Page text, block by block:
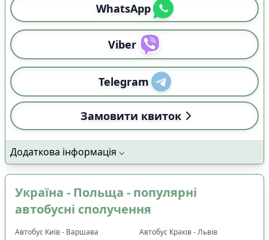
WhatsApp
Viber
Telegram
Замовити квиток
Додаткова інформація
Україна - Польща - популярні
автобусні сполучення
Автобус Київ - Варшава
Автобус Краків - Львів